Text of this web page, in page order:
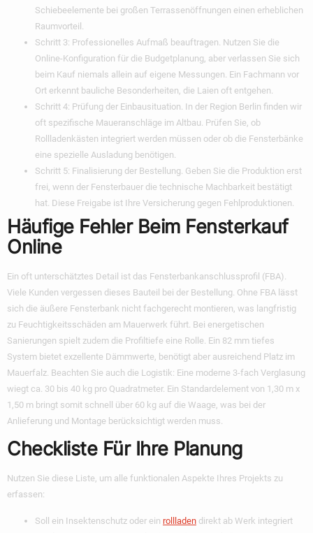
Schiebeelemente bei großen Terrassenöffnungen einen erheblichen
Raumvorteil.
Schritt 3: Professionelles Aufmaß beauftragen. Nutzen Sie die
Online-Konfiguration für die Budgetplanung, aber verlassen Sie sich
beim Kauf niemals allein auf eigene Messungen. Ein Fachmann vor
Ort erkennt bauliche Besonderheiten, die Laien oft entgehen.
Schritt 4: Prüfung der Einbausituation. In der Region Berlin finden wir
oft spezifische Maueranschläge im Altbau. Prüfen Sie, ob
Rollladenkästen integriert werden müssen oder ob die Fensterbänke
eine spezielle Ausladung benötigen.
Schritt 5: Finalisierung der Bestellung. Geben Sie die Produktion erst
frei, wenn der Fensterbauer die technische Machbarkeit bestätigt
hat. Diese Freigabe ist Ihre Versicherung gegen Fehlproduktionen.
Häufige Fehler Beim Fensterkauf
Online
Ein oft unterschätztes Detail ist das Fensterbankanschlussprofil (FBA).
Viele Kunden vergessen dieses Bauteil bei der Bestellung. Ohne FBA lässt
sich die äußere Fensterbank nicht fachgerecht montieren, was langfristig
zu Feuchtigkeitsschäden am Mauerwerk führt. Bei energetischen
Sanierungen spielt zudem die Profiltiefe eine Rolle. Ein 82 mm tiefes
System bietet exzellente Dämmwerte, benötigt aber ausreichend Platz im
Mauerfalz. Beachten Sie auch die Logistik: Eine moderne 3-fach Verglasung
wiegt ca. 30 bis 40 kg pro Quadratmeter. Ein Standardelement von 1,30 m x
1,50 m bringt somit schnell über 60 kg auf die Waage, was bei der
Anlieferung und Montage berücksichtigt werden muss.
Checkliste Für Ihre Planung
Nutzen Sie diese Liste, um alle funktionalen Aspekte Ihres Projekts zu
erfassen:
Soll ein Insektenschutz oder ein rollladen direkt ab Werk integriert